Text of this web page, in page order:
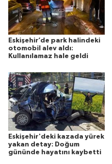
Eskişehir’de park halindeki
otomobil alev aldı:
Kullanılamaz hale geldi
Eskişehir'deki kazada yürek
yakan detay: Doğum
gününde hayatını kaybetti